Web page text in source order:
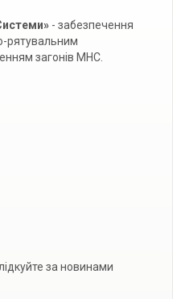
- забезпечення
рятувальним
загонів МНС.
за новинами